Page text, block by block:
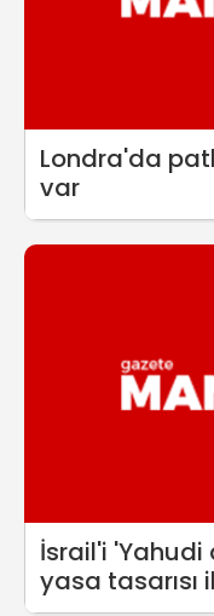
Londra'da
var
İsrail'i
yasa